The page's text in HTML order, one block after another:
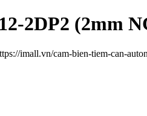
2DP2 (2mm
imall.vn/cam-bien-tiem-can-